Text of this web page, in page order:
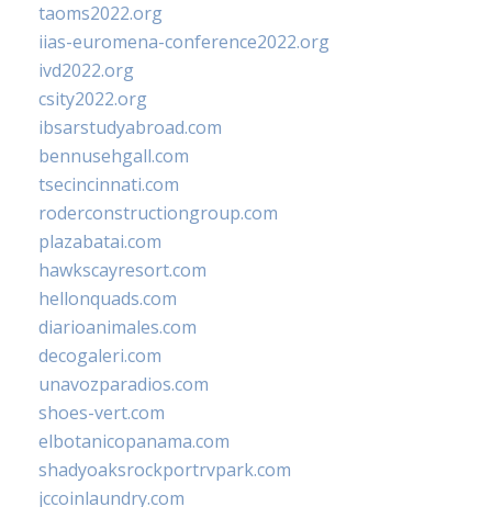
taoms2022.org
iias-euromena-conference2022.org
ivd2022.org
csity2022.org
ibsarstudyabroad.com
bennusehgall.com
tsecincinnati.com
roderconstructiongroup.com
plazabatai.com
hawkscayresort.com
hellonquads.com
diarioanimales.com
decogaleri.com
unavozparadios.com
shoes-vert.com
elbotanicopanama.com
shadyoaksrockportrvpark.com
jccoinlaundry.com